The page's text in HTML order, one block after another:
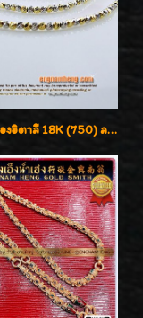
สร้อยคอทองอิตาลี 18K (750) ลายสวยตัดเหลี่ยมคมชัด ใส่สวยน่ารักค่ะ